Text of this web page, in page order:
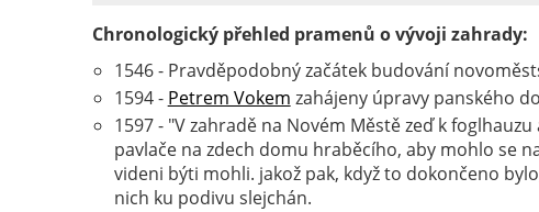
Chronologický přehled pramenů o vývoji zahrady:
1546 - Pravděpodobný začátek budování
1594 - Petrem Vokem zahájeny úpravy panského
1597 - "V zahradě na Novém Městě zeď k
pavlače na zdech domu hraběcího, aby mohlo se
videni býti mohli. jakož pak, když to dokončeno
nich ku podivu slejchán.